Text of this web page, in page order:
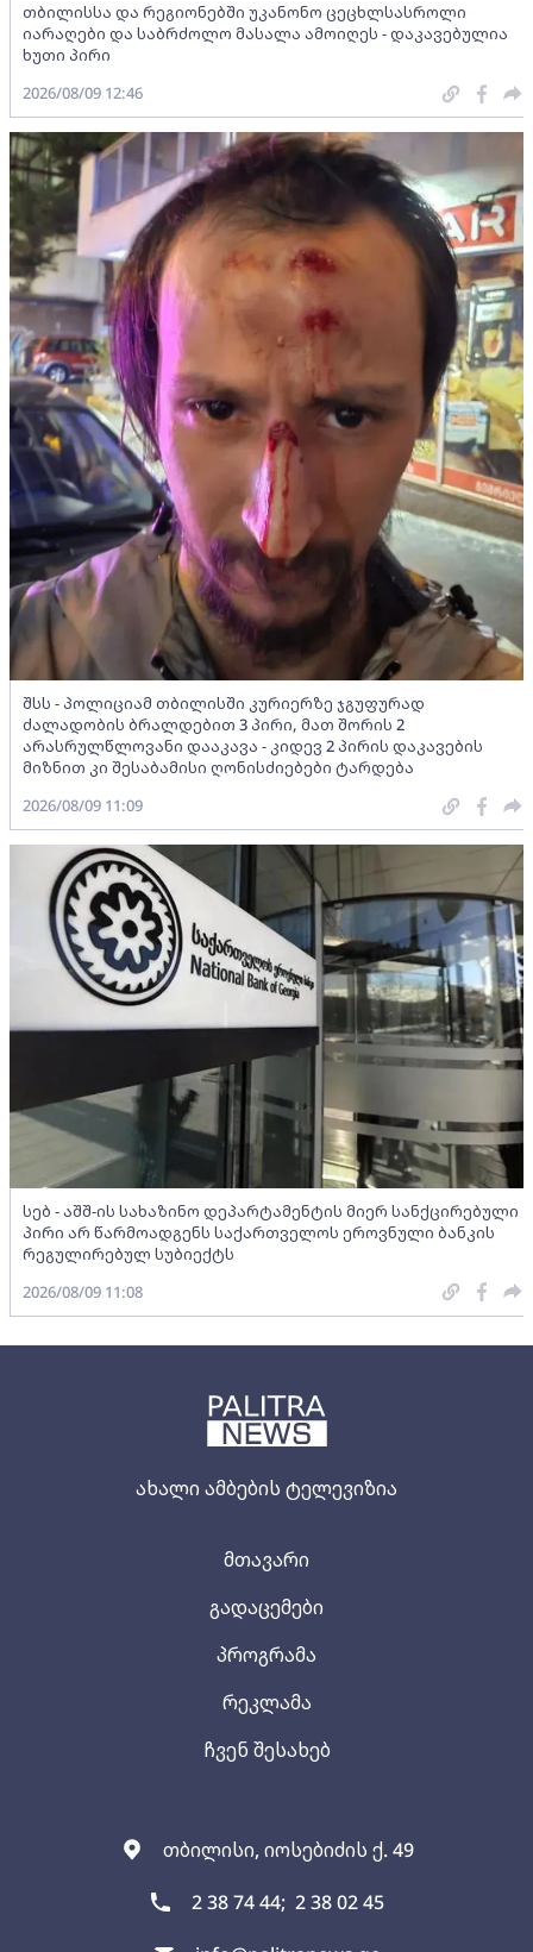
ახალი ამბების ტელევიზია
თბილისი, იოსებიძის ქ. 49
2 38 74 44; 2 38 02 45
მთავარი
გადაცემები
პროგრამა
რეკლამა
ჩვენ შესახებ
თბილისსა და რეგიონებში უკანონო ცეცხლსასროლი
იარაღები და საბრძოლო მასალა ამოიღეს - დაკავებულია
ხუთი პირი
2026/08/09 12:46
შსს - პოლიციამ თბილისში კურიერზე ჯგუფურად
ძალადობის ბრალდებით 3 პირი, მათ შორის 2
არასრულწლოვანი დააკავა - კიდევ 2 პირის დაკავების
მიზნით კი შესაბამისი ღონისძიებები ტარდება
2026/08/09 11:09
სებ - აშშ-ის სახაზინო დეპარტამენტის მიერ სანქცირებული
პირი არ წარმოადგენს საქართველოს ეროვნული ბანკის
რეგულირებულ სუბიექტს
2026/08/09 11:08